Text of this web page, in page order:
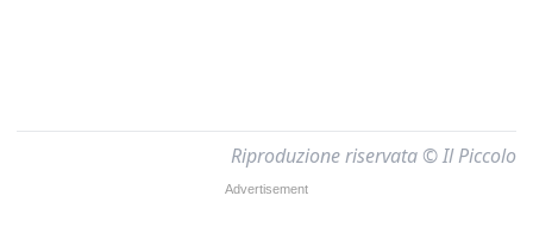
Riproduzione riservata © Il Piccolo